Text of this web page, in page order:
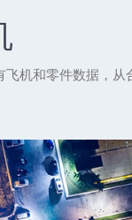
飞机和零件数据，从